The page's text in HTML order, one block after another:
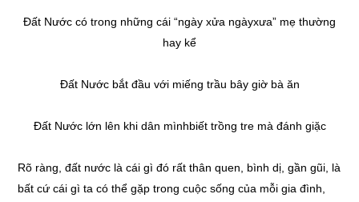
Đất Nước có trong những cái “ngày xửa ngàyxưa” mẹ thường
hay kể
Đất Nước bắt đầu với miếng trầu bây giờ bà ăn
Đất Nước lớn lên khi dân mìnhbiết trồng tre mà đánh giặc
Rõ ràng, đất nước là cái gì đó rất thân quen, bình dị, gần gũi, là
bất cứ cái gì ta có thể gặp trong cuộc sống của mỗi gia đình,